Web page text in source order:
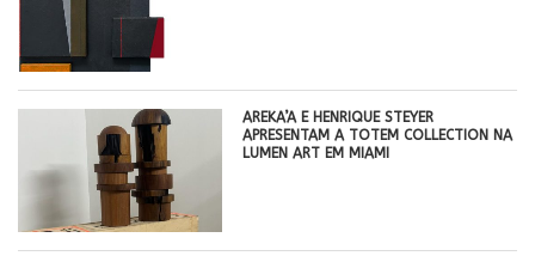
AREKA’A E HENRIQUE STEYER
APRESENTAM A TOTEM COLLECTION NA
LUMEN ART EM MIAMI